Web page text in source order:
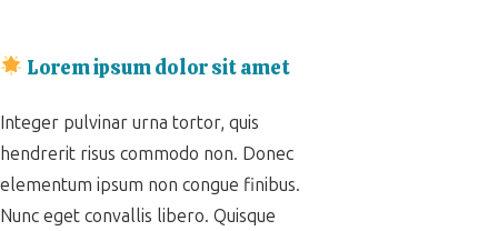
Lorem ipsum dolor sit amet
Integer pulvinar urna tortor, quis
hendrerit risus commodo non. Donec
elementum ipsum non congue finibus.
Nunc eget convallis libero. Quisque